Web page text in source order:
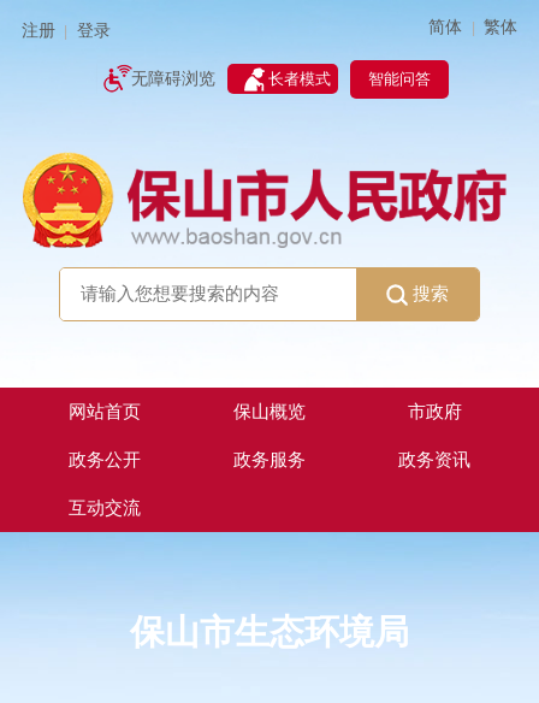
注册 登录 简体 | 繁体
无障碍浏览 长者模式 智能问答
搜索
网站首页 保山概览 市政府
政务公开 政务服务 政务资讯
互动交流
保山市生态环境局